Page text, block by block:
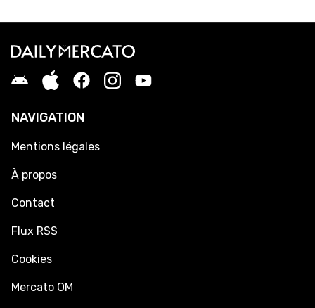
NAVIGATION
Mentions légales
À propos
Contact
Flux RSS
Cookies
Mercato OM